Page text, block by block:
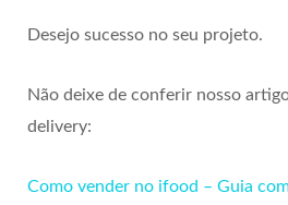
Desejo sucesso no seu projeto.
Não deixe de conferir nosso
delivery:
Como vender no ifood – Guia